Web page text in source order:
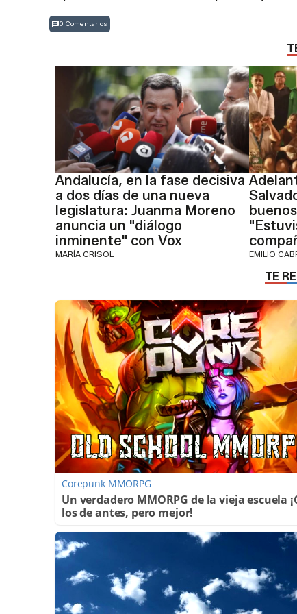
0 Comentarios
Andalucía, en la fase decisiva
a dos días de una nueva
legislatura: Juanma Moreno
anuncia un "diálogo
inminente" con Vox
MARÍA CRISOL EMILIO
Corepunk MMORPG
Un verdadero MMORPG de la vieja escuela
los de antes, pero mejor!